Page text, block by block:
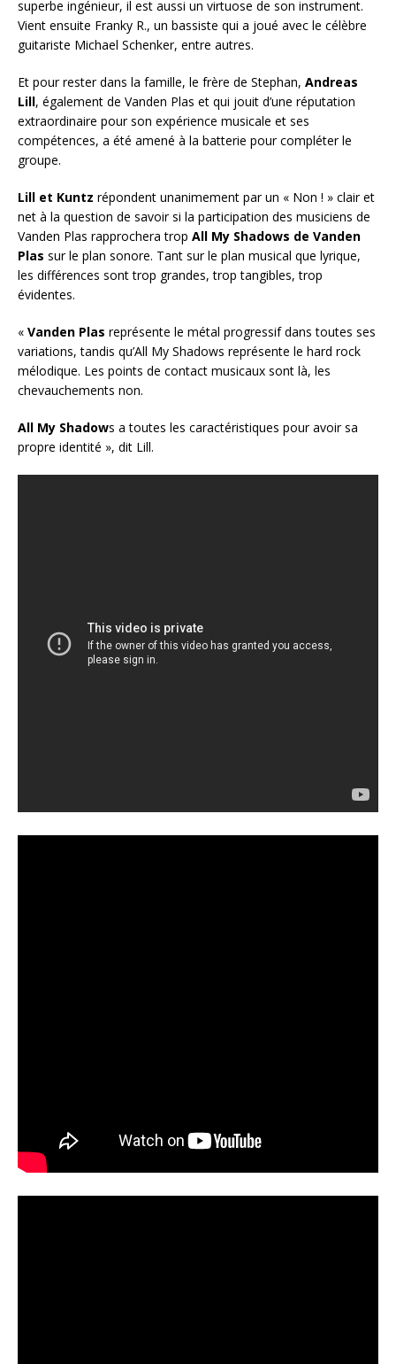
superbe ingénieur, il est aussi un virtuose de son instrument.
Vient ensuite Franky R., un bassiste qui a joué avec le célèbre
guitariste Michael Schenker, entre autres.
Et pour rester dans la famille, le frère de Stephan, Andreas
Lill, également de Vanden Plas et qui jouit d’une réputation
extraordinaire pour son expérience musicale et ses
compétences, a été amené à la batterie pour compléter le
groupe.
Lill et Kuntz répondent unanimement par un « Non ! » clair et
net à la question de savoir si la participation des musiciens de
Vanden Plas rapprochera trop All My Shadows de Vanden
Plas sur le plan sonore. Tant sur le plan musical que lyrique,
les différences sont trop grandes, trop tangibles, trop
évidentes.
« Vanden Plas représente le métal progressif dans toutes ses
variations, tandis qu’All My Shadows représente le hard rock
mélodique. Les points de contact musicaux sont là, les
chevauchements non.
All My Shadows a toutes les caractéristiques pour avoir sa
propre identité », dit Lill.